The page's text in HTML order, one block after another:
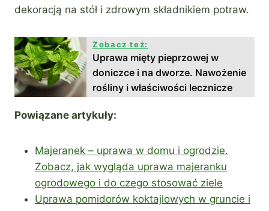
dekoracją na stół i zdrowym składnikiem potraw.
Zobacz też:
Uprawa mięty pieprzowej w
doniczce i na dworze. Nawożenie
rośliny i właściwości lecznicze
Powiązane artykuły:
Majeranek – uprawa w domu i ogrodzie.
Zobacz, jak wygląda uprawa majeranku
ogrodowego i do czego stosować ziele
Uprawa pomidorów koktajlowych w gruncie i